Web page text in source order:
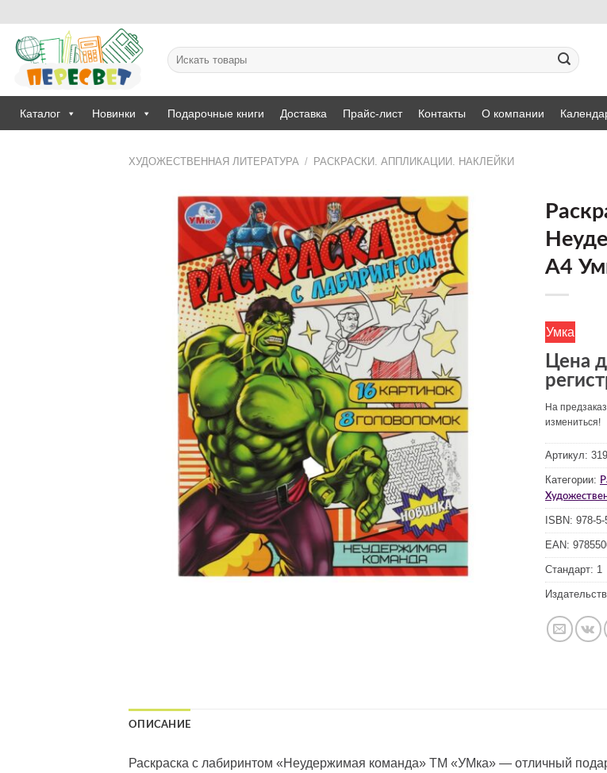
content
Искать:
Каталог Новинки Подарочные книги Доставка Прайс-лист Контакты О компании
ХУДОЖЕСТВЕННАЯ ЛИТЕРАТУРА / РАСКРАСКИ. АППЛИКАЦИИ. НАКЛЕЙКИ
ДОБАВИТЬ
В СПИСОК
ЖЕЛАНИЙ
А4
Умка
Цена
На
измениться!
Артикул:
Категории:
ISBN: 978-
EAN:
Стандарт: 1
ОПИСАНИЕ
Раскраска с лабиринтом «Неудержимая команда» ТМ «УМка» — отличный